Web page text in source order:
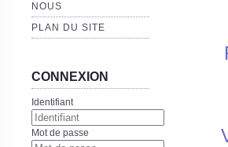
NOUS
PLAN DU SITE
CONNEXION
Identifiant
Mot de passe